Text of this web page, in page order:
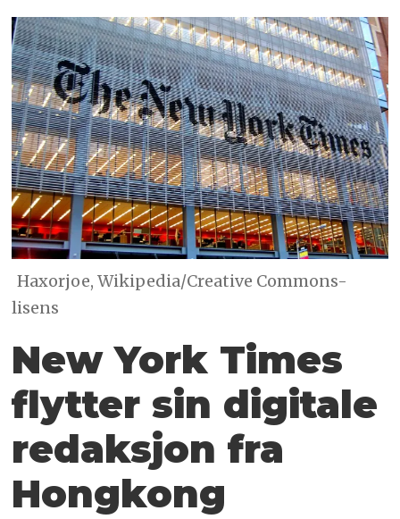
Haxorjoe, Wikipedia/Creative Commons-
lisens
New York Times
flytter sin digitale
redaksjon fra
Hongkong